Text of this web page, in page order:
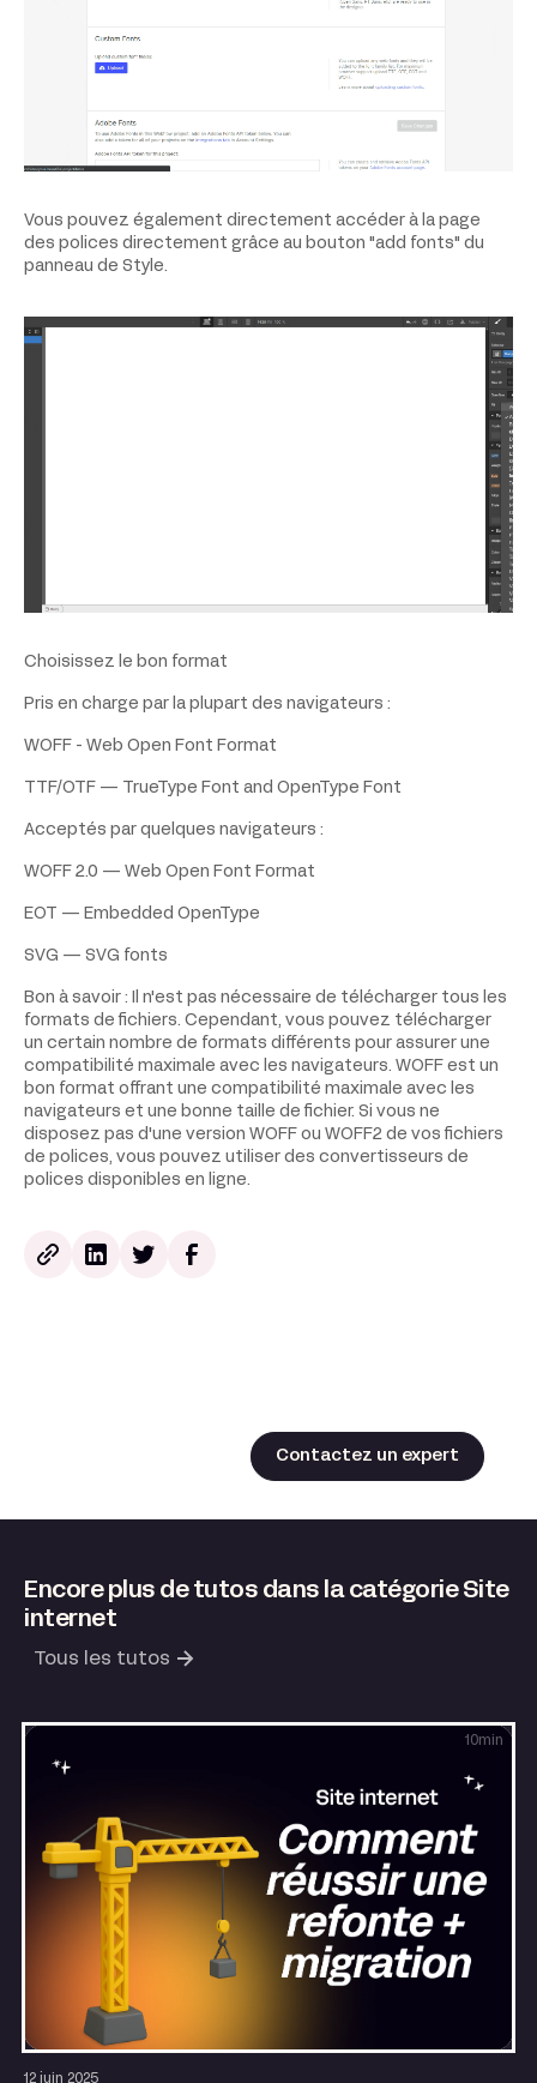
Vous pouvez également directement accéder à la page
des polices directement grâce au bouton "add fonts" du
panneau de Style.
Choisissez le bon format
Pris en charge par la plupart des navigateurs :
WOFF - Web Open Font Format
TTF/OTF — TrueType Font and OpenType Font
Acceptés par quelques navigateurs :
WOFF 2.0 — Web Open Font Format
EOT — Embedded OpenType
SVG — SVG fonts
Bon à savoir : Il n'est pas nécessaire de télécharger tous les
formats de fichiers. Cependant, vous pouvez télécharger
un certain nombre de formats différents pour assurer une
compatibilité maximale avec les navigateurs. WOFF est un
bon format offrant une compatibilité maximale avec les
navigateurs et une bonne taille de fichier. Si vous ne
disposez pas d'une version WOFF ou WOFF2 de vos fichiers
de polices, vous pouvez utiliser des convertisseurs de
polices disponibles en ligne.
Contactez un expert
Encore plus de tutos dans la catégorie Site
internet
Tous les tutos
12 juin 2025
10 min